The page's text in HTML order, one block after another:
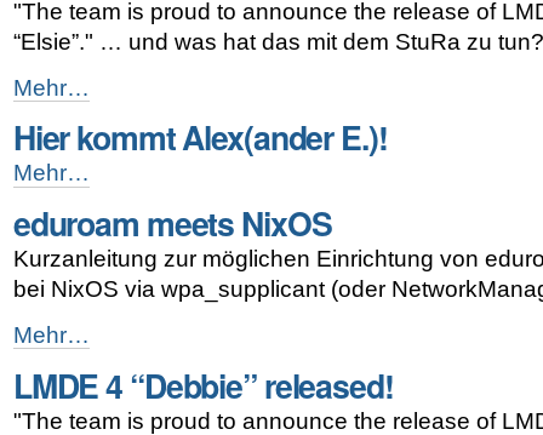
released!
-
"The team is proud to announce the release of
“Elsie”." … und was hat das mit dem StuRa zu tun?
LMDE
5
“Elsie”
released!
Mehr…
Hier kommt Alex(ander E.)!
Hier
kommt
Alex(ander
E.)!
Mehr…
eduroam meets NixOS
Kurzanleitung zur möglichen Einrichtung von
bei NixOS via wpa_supplicant (oder
eduroam
meets
NixOS
-
Mehr…
LMDE 4 “Debbie” released!
"The team is proud to announce the release of